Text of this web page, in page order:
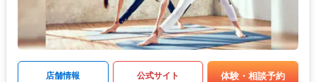
店舗情報 公式サイト 体験・相談予約